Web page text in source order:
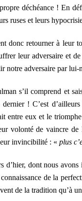
déchéance ! En
ruses et leurs
donc retourner à leur
leur adversaire et
notre adversaire par lui-
s’il comprend et
! C’est
entre eux et le
volonté de vaincre de
invincibilité : « plus
d’hier, dont nous
de la
de la tradition qu’à